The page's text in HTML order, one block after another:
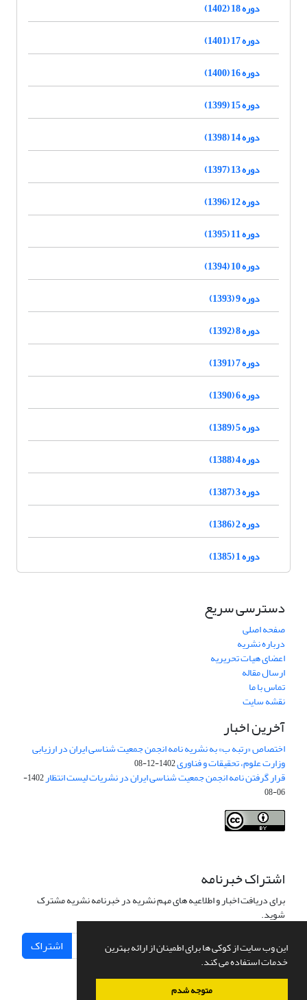
این وب سایت از کوکی ها برای اطمینان از ارائه بهترین
خدمات استفاده می کند.
متوجه شدم
دوره 18 (1402)
دوره 17 (1401)
دوره 16 (1400)
دوره 15 (1399)
دوره 14 (1398)
دوره 13 (1397)
دوره 12 (1396)
دوره 11 (1395)
دوره 10 (1394)
دوره 9 (1393)
دوره 8 (1392)
دوره 7 (1391)
دوره 6 (1390)
دوره 5 (1389)
دوره 4 (1388)
دوره 3 (1387)
دوره 2 (1386)
دوره 1 (1385)
دسترسی سریع
صفحه اصلی
درباره نشریه
اعضای هیات تحریریه
ارسال مقاله
تماس با ما
نقشه سایت
آخرین اخبار
اختصاص «رتبه ب» به نشریه نامه انجمن جمعیت شناسی ایران در ارزیابی
وزارت علوم، تحقیقات و فناوری1402-12-08
قرار گرفتن نامه انجمن جمعیت شناسی ایران در نشریات لیست انتظار
1402-
06-08
اشتراک خبرنامه
برای دریافت اخبار و اطلاعیه های مهم نشریه در خبرنامه نشریه مشترک
شوید.
اشتراک